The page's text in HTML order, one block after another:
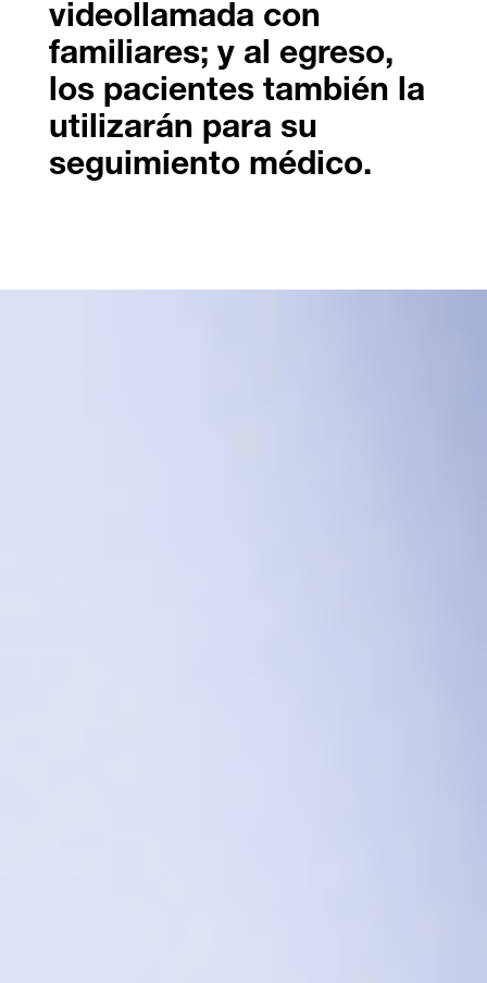
videollamada con
familiares; y al egreso,
los pacientes también la
utilizarán para su
seguimiento médico.